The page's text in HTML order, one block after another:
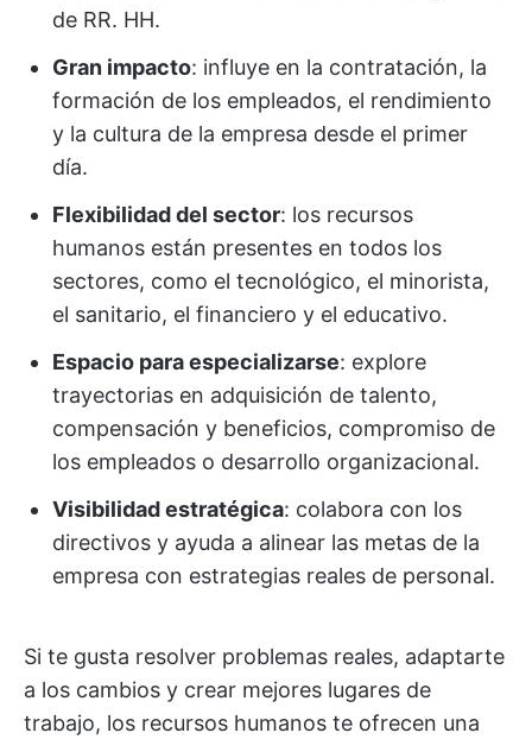
de RR. HH.
Gran impacto: influye en la contratación, la
formación de los empleados, el rendimiento
y la cultura de la empresa desde el primer
día.
Flexibilidad del sector: los recursos
humanos están presentes en todos los
sectores, como el tecnológico, el minorista,
el sanitario, el financiero y el educativo.
Espacio para especializarse: explore
trayectorias en adquisición de talento,
compensación y beneficios, compromiso de
los empleados o desarrollo organizacional.
Visibilidad estratégica: colabora con los
directivos y ayuda a alinear las metas de la
empresa con estrategias reales de personal.
Si te gusta resolver problemas reales, adaptarte
a los cambios y crear mejores lugares de
trabajo, los recursos humanos te ofrecen una